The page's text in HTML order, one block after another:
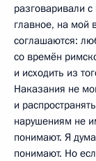
разговаривали
главное, на мой
соглашаются:
со времён
и исходить из
Наказания не
и
нарушениям не
понимают. Я
понимают. Но